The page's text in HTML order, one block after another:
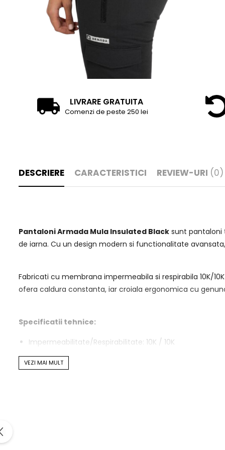
LIVRARE GRATUITA
Comenzi de peste 250 lei
DESCRIERE CARACTERISTICI REVIEW-URI (0)
Pantaloni Armada Mula Insulated Black sunt pantaloni
de iarna. Cu un design modern si functionalitate
Fabricati cu membrana impermeabila si respirabila 10K/
ofera caldura constanta, iar croiala ergonomica cu
Specificatii tehnice:
Impermeabilitate/Respirabilitate: 10K / 10K
Izolatie: Poliester sintetic 40 g
Constructie: 2L din materiale rezistente
VEZI MAI MULT